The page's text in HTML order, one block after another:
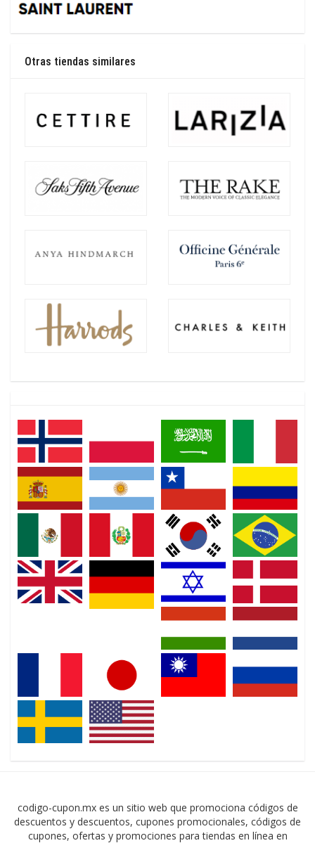
Otras tiendas similares
codigo-cupon.mx es un sitio web que promociona códigos de
descuentos y descuentos, cupones promocionales, códigos de
cupones, ofertas y promociones para tiendas en línea en